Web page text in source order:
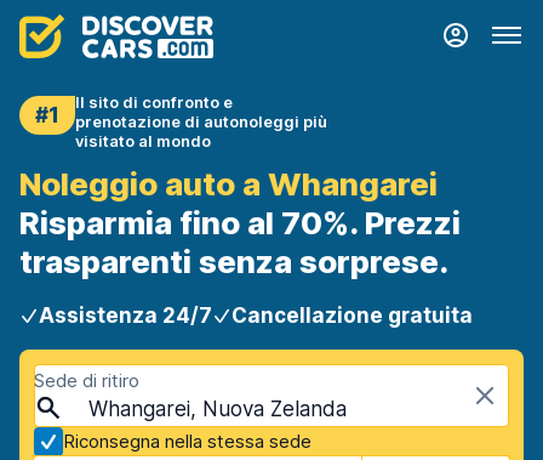
#1
Il sito di confronto e
prenotazione di autonoleggi più
visitato al mondo
Noleggio auto a Whangarei
Risparmia fino al 70%. Prezzi
trasparenti senza sorprese.
Assistenza 24/7 Cancellazione gratuita
Sede di ritiro
Whangarei, Nuova Zelanda
Riconsegna nella stessa sede